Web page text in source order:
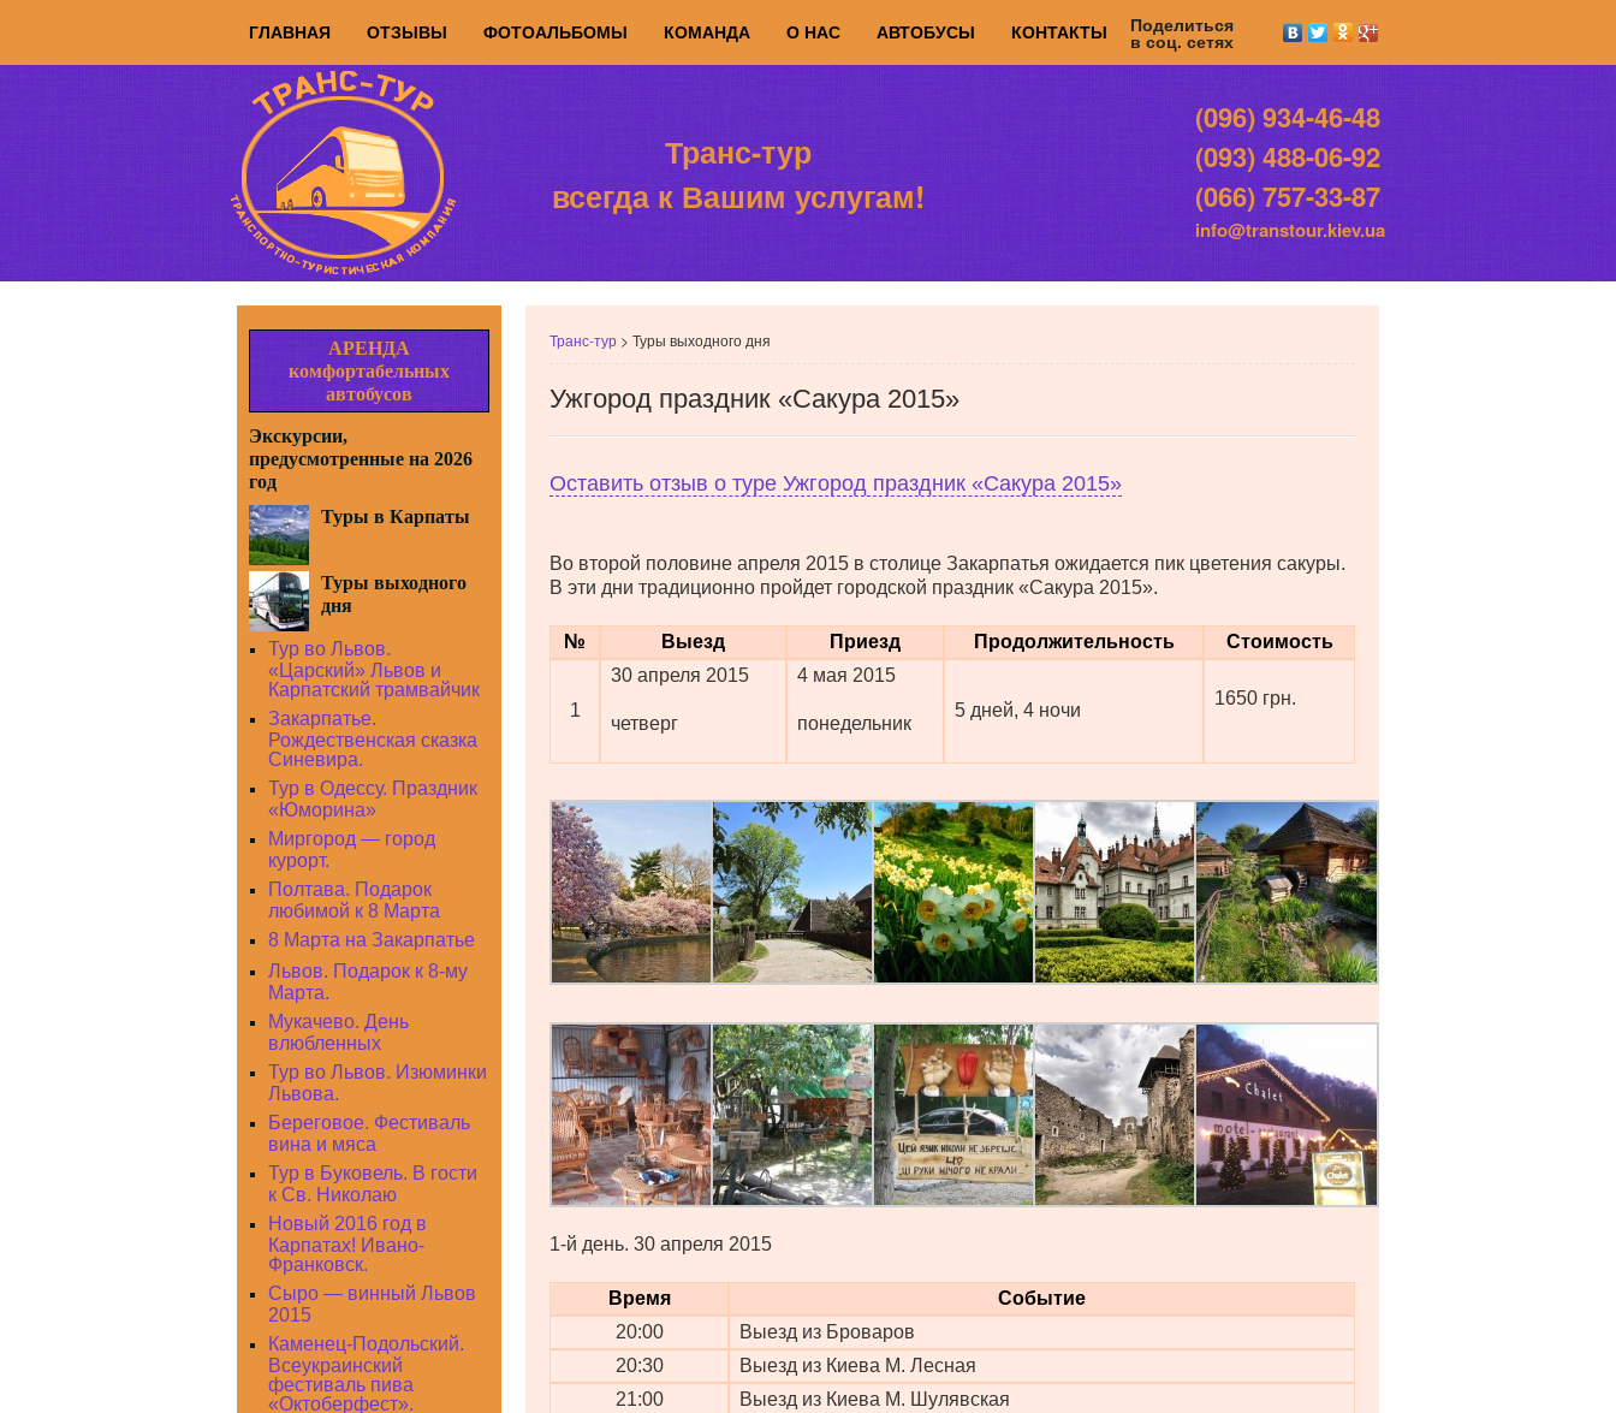
Поделиться
в соц. сетях
ГЛАВНАЯ ОТЗЫВЫ ФОТОАЛЬБОМЫ КОМАНДА О НАС АВТОБУСЫ КОНТАКТЫ
Транс-тур
всегда к Вашим услугам!
(096) 934-46-48
(093) 488-06-92
(066) 757-33-87
info@transtour.kiev.ua
АРЕНДА
комфортабельных
автобусов
Экскурсии,
предусмотренные на 2026
год
Туры в Карпаты
Туры выходного
дня
Тур во Львов.
«Царский» Львов и
Карпатский трамвайчик
Закарпатье.
Рождественская сказка
Синевира.
Тур в Одессу. Праздник
«Юморина»
Миргород — город
курорт.
Полтава. Подарок
любимой к 8 Марта
8 Марта на Закарпатье
Львов. Подарок к 8-му
Марта.
Мукачево. День
влюбленных
Тур во Львов. Изюминки
Львова.
Береговое. Фестиваль
вина и мяса
Тур в Буковель. В гости
к Св. Николаю
Новый 2016 год в
Карпатах! Ивано-
Франковск.
Сыро — винный Львов
2015
Каменец-Подольский.
Всеукраинский
фестиваль пива
«Октоберфест».
Транс-тур > Туры выходного дня
Ужгород праздник «Сакура 2015»
Оставить отзыв о туре Ужгород праздник «Сакура 2015»
Во второй половине апреля 2015 в столице Закарпатья ожидается пик цветения сакуры.
В эти дни традиционно пройдет городской праздник «Сакура 2015».
№ Выезд Приезд Продолжительность Стоимость
1
30 апреля 2015
четверг
4 мая 2015
понедельник
5 дней, 4 ночи
1650 грн.
1-й день. 30 апреля 2015
Время
Событие
20:00
Выезд из Броваров
20:30
Выезд из Киева М. Лесная
21:00
Выезд из Киева М. Шулявская